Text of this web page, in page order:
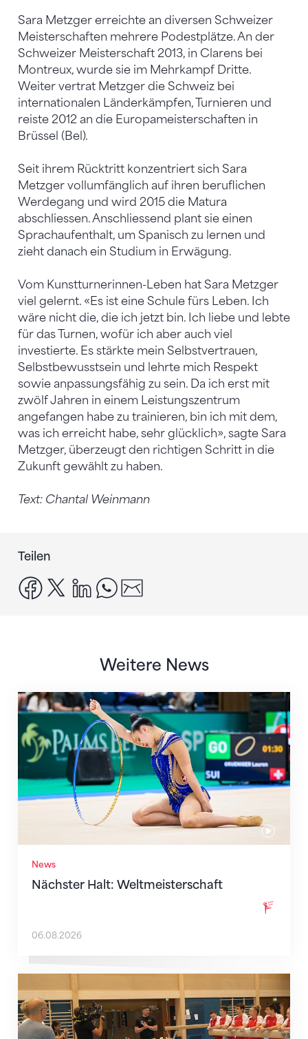
Sara Metzger erreichte an diversen Schweizer
Meisterschaften mehrere Podestplätze. An der
Schweizer Meisterschaft 2013, in Clarens bei
Montreux, wurde sie im Mehrkampf Dritte.
Weiter vertrat Metzger die Schweiz bei
internationalen Länderkämpfen, Turnieren und
reiste 2012 an die Europameisterschaften in
Brüssel (Bel).
Seit ihrem Rücktritt konzentriert sich Sara
Metzger vollumfänglich auf ihren beruflichen
Werdegang und wird 2015 die Matura
abschliessen. Anschliessend plant sie einen
Sprachaufenthalt, um Spanisch zu lernen und
zieht danach ein Studium in Erwägung.
Vom Kunstturnerinnen-Leben hat Sara Metzger
viel gelernt. «Es ist eine Schule fürs Leben. Ich
wäre nicht die, die ich jetzt bin. Ich liebe und lebte
für das Turnen, wofür ich aber auch viel
investierte. Es stärkte mein Selbstvertrauen,
Selbstbewusstsein und lehrte mich Respekt
sowie anpassungsfähig zu sein. Da ich erst mit
zwölf Jahren in einem Leistungszentrum
angefangen habe zu trainieren, bin ich mit dem,
was ich erreicht habe, sehr glücklich», sagte Sara
Metzger, überzeugt den richtigen Schritt in die
Zukunft gewählt zu haben.
Text: Chantal Weinmann
Teilen
facebook
x linkedinwhatsapp
Weitere News
News
Nächster Halt: Weltmeisterschaft
Nächster Halt: Weltmeisterschaft
06.08.2026
Mit klaren Zielen nach Zagreb